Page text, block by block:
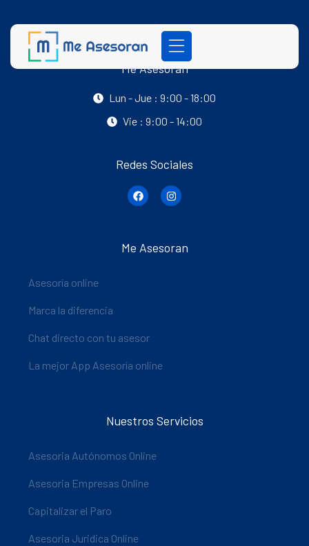
Me Asesoran
Lun - Jue : 9:00 - 18:00
Vie : 9:00 - 14:00
Redes Sociales
Me Asesoran
Asesoría online
Marca la diferencia
Chat directo con tu asesor
La mejor App Asesoría online
Nuestros Servicios
Asesoria Autónomos Online
Asesoria Empresas Online
Capitalizar el Paro
Asesoria Juridica Online